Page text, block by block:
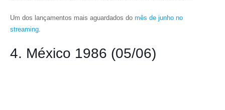
Um dos lançamentos mais aguardados do mês de junho no
streaming.
4. México 1986 (05/06)